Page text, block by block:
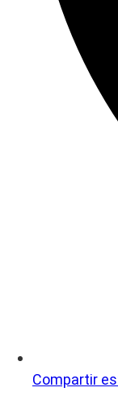
Compartir